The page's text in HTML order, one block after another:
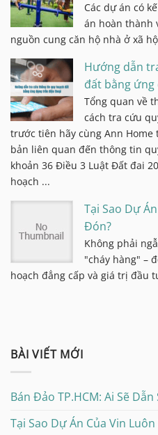
Các dự án có
án hoàn thành
nguồn cung căn hộ nhà ở xã
Hướng dẫn
đất bằng
Tổng quan về
cách tra cứu
trước tiên hãy cùng Ann
bản liên quan đến thông tin
khoản 36 Điều 3 Luật Đất đai
hoạch ...
Tại Sao Dự
Đón?
Không phải
"cháy hàng" –
hoạch đẳng cấp và giá trị đầu
BÀI VIẾT MỚI
Bán Đảo TP.HCM: Ai Sẽ
Tại Sao Dự Án Của Vin